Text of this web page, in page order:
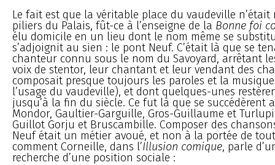
Le fait est que la véritable place du vaudeville
piliers du Palais, fût-ce à l’enseigne de la Bonne foi
élu domicile en un lieu dont le nom même se
s’adjoignit au sien : le pont Neuf. C’était là que se
chanteur connu sous le nom du Savoyard, arrêtant
voix de stentor, leur chantant et leur vendant des
composait presque toujours les paroles et la
l’usage du vaudeville), et dont quelques-unes
jusqu’à la fin du siècle. Ce fut là que se succédèrent
Mondor, Gaultier-Garguille, Gros-Guillaume et
Guillot Gorju et Bruscambille. Composer des
Neuf était un métier avoué, et non à la portée de
comment Corneille, dans l’Illusion comique, parle
recherche d’une position sociale :